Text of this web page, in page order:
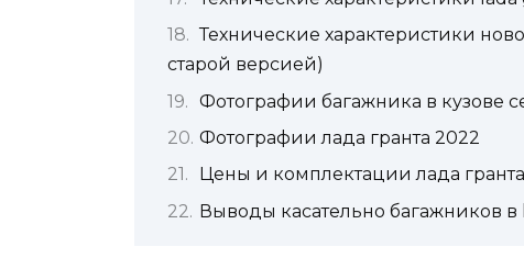
Технические характеристики
старой версией)
Фотографии багажника в кузове
Фотографии лада гранта 2022
Цены и комплектации лада
Выводы касательно багажников в